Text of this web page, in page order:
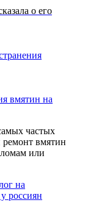
о его
вмятин на
частых
вмятин
или